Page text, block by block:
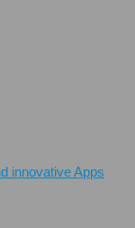
innovative Apps